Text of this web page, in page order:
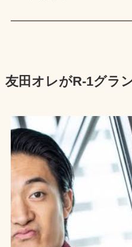
友田オレがR-1グラ